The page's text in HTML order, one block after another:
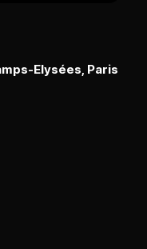
Elysées, Paris